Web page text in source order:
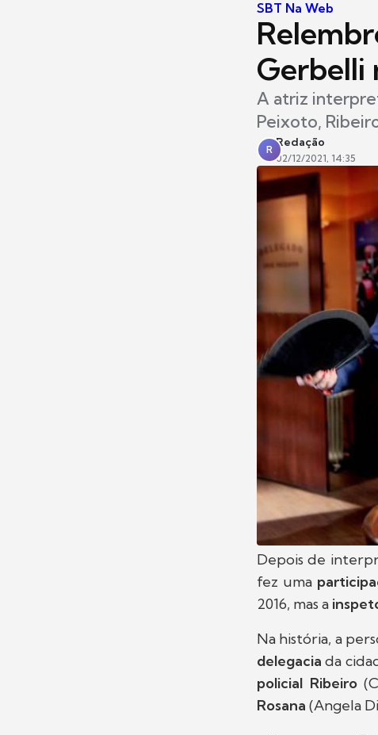
SBT Na Web
Gerbelli
A atriz
Peixoto,
R
Redação
02/12/2021, 14:35
Depois de
fez uma
2016, mas a
Na história, a
delegacia da
policial Ribeiro
Rosana (Angela